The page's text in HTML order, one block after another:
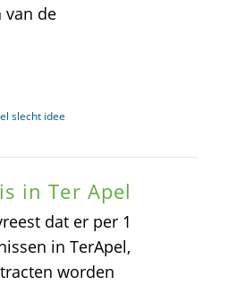
van de
slecht idee
in Ter Apel
dat er per 1
in TerApel,
worden